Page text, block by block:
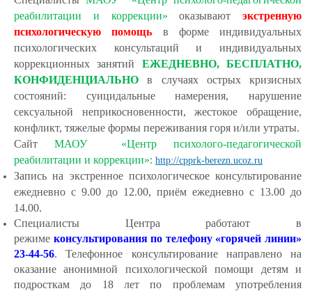
реабилитации и коррекции» оказывают экстренную
психологическую помощь в форме индивидуальных
психологических консультаций и индивидуальных
коррекционных занятий
ЕЖЕДНЕВНО, БЕСПЛАТНО,
КОНФИДЕНЦИАЛЬНО
в случаях острых кризисных
состояний: суицидальные намерения, нарушение
сексуальной неприкосновенности, жестокое обращение,
конфликт, тяжелые формы переживания горя и/или утраты.
СайтМАОУ «Центр психолого-педагогической
реабилитации и коррекции»: http://cpprk-berezn.ucoz.ru
Запись на экстренное психологическое консультирование
ежедневно с 9.00 до 12.00, приём ежедневно с 13.00 до
14.00.
Специалисты Центра работают в
режиме консультирования по телефону «горячей линии»
23-44-56. Телефонное консультирование направлено на
оказание анонимной психологической помощи детям и
подросткам до 18 лет
по проблемам употребления